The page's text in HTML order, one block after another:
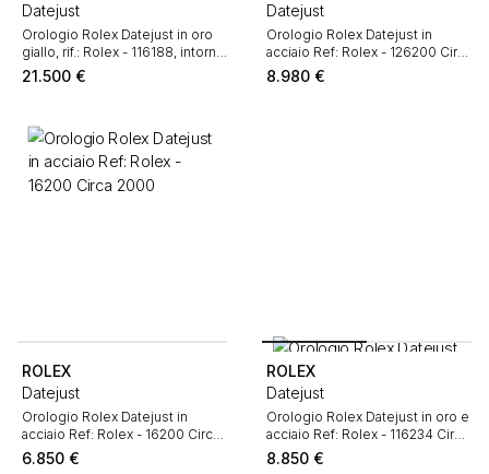
Datejust
Orologio Rolex Datejust in oro
giallo, rif.: Rolex - 116188, intorno
al 2008
21.500 €
Datejust
Orologio Rolex Datejust in
acciaio Ref: Rolex - 126200 Circa
2021
8.980 €
ROLEX
Datejust
Orologio Rolex Datejust in
acciaio Ref: Rolex - 16200 Circa
2000
6.850 €
ROLEX
Datejust
Orologio Rolex Datejust in oro e
acciaio Ref: Rolex - 116234 Circa
2007
8.850 €